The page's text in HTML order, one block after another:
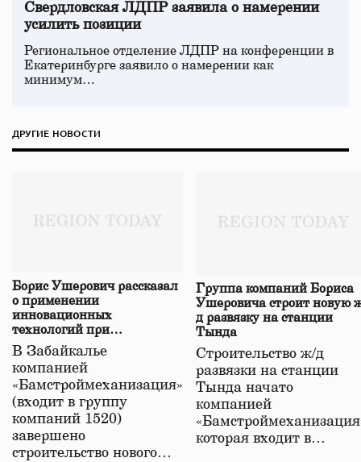
Свердловская ЛДПР заявила о намерении
усилить позиции
Региональное отделение ЛДПР на конференции в
Екатеринбурге заявило о намерении как
минимум…
ДРУГИЕ НОВОСТИ
Борис Ушерович рассказал
о применении
инновационных
технологий при
строительстве нового моста
в Забайкалье
В Забайкалье
компанией
«Бамстроймеханизация»
(входит в группу
компаний 1520)
завершено
строительство нового…
Группа компаний Бориса
Ушеровича строит новую
д развязку на станции
Тында
Строительство ж/д
развязки на станции
Тында начато
компанией
которая входит в…